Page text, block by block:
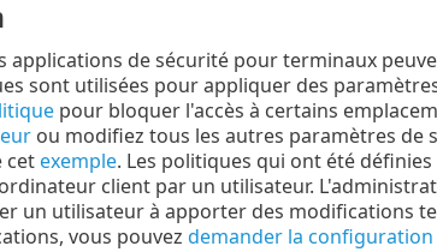
applications de sécurité pour terminaux
sont utilisées pour appliquer des
pour bloquer l'accès à certains
ou modifiez tous les autres paramètres de
cetexemple. Les politiques qui ont été définies
client par un utilisateur.
un utilisateur à apporter des modifications
vous pouvez demander la